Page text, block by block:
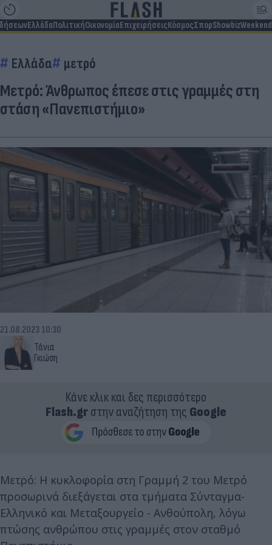
ΕλλάδαΠολιτικήΟικονομίαΕπιχειρήσειςΚόσμοςΣπορShowbizWeekend
Ελλάδα μετρό
Μετρό: Άνθρωπος έπεσε στις γραμμές στη
στάση «Πανεπιστήμιο»
Τάνια
Γκιώση
21.08.2023 10:30
Κάνε κλικ και δες περισσότερο
Flash.grστην αναζήτηση της Google
Μετρό: Η κυκλοφορία στη Γραμμή 2 του Μετρό
προσωρινά διεξάγεται στα τμήματα Σύνταγμα-
Ελληνικό και Μεταξουργείο - Ανθούπολη, λόγω
πτώσης ανθρώπου στις γραμμές στον σταθμό